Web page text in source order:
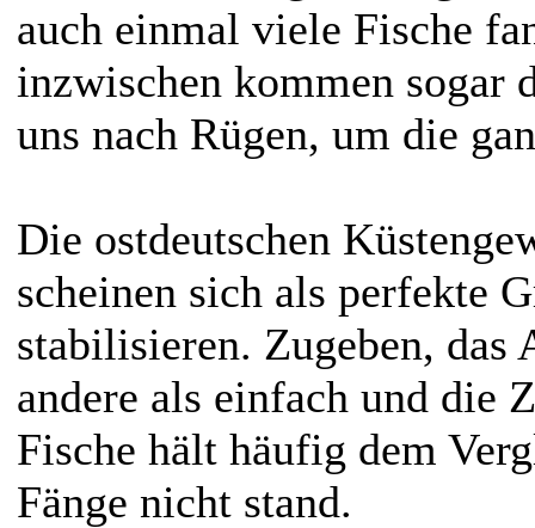
auch einmal viele Fische
inzwischen kommen sogar
uns nach Rügen, um die
Die ostdeutschen
scheinen sich als perfekte
stabilisieren. Zugeben, das
andere als einfach und die
Fische hält häufig dem
Fänge nicht stand.